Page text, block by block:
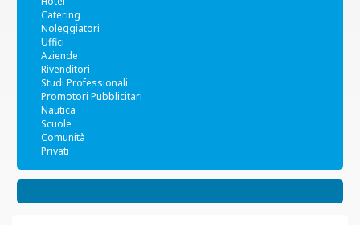
Catering
Noleggiatori
Uffici
Aziende
Rivenditori
Studi Professionali
Promotori Pubblicitari
Nautica
Scuole
Comunità
Privati